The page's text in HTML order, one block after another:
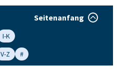
Seitenanfang
I-K
V-Z #